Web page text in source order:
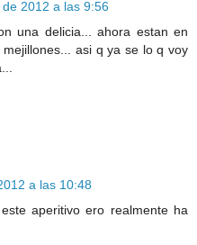
2012 a las 9:56
una delicia... ahora estan en
asi q ya se lo q voy
a las 10:48
aperitivo ero realmente ha